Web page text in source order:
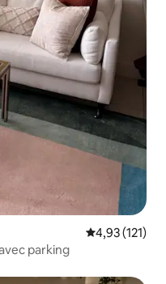
Note
4,93 (121)
parking